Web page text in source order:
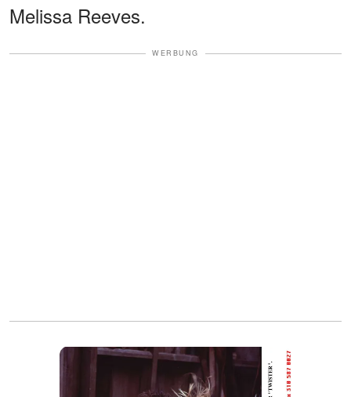
Melissa Reeves.
WERBUNG